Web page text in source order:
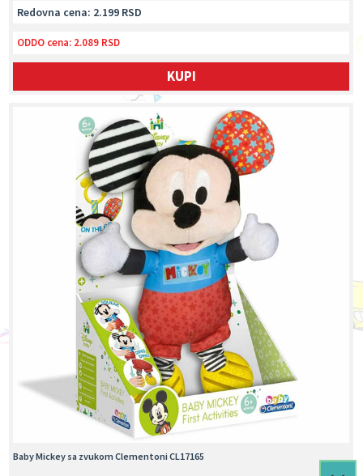
Redovna cena: 2.199 RSD
ODDO cena: 2.089 RSD
KUPI
Baby Mickey sa zvukom Clementoni CL17165